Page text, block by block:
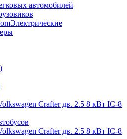
автомобилей
Электрические